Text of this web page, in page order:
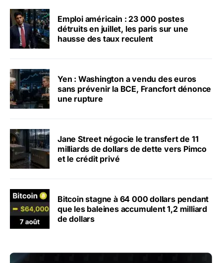
Emploi américain : 23 000 postes
détruits en juillet, les paris sur une
hausse des taux reculent
Yen : Washington a vendu des euros
sans prévenir la BCE, Francfort dénonce
une rupture
Jane Street négocie le transfert de 11
milliards de dollars de dette vers Pimco
et le crédit privé
Bitcoin stagne à 64 000 dollars pendant
que les baleines accumulent 1,2 milliard
de dollars